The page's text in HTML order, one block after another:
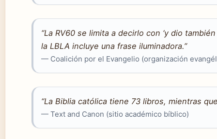
“La RV60 se limita a decirlo con ‘y dio
la LBLA incluye una frase iluminadora.”
— Coalición por el Evangelio (organización
“La Biblia católica tiene 73 libros, mientras
— Text and Canon (sitio académico bíblico)